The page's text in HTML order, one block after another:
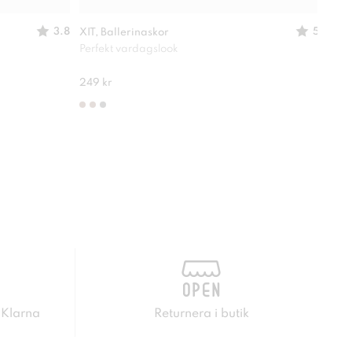
3.8 XIT, Ballerinaskor
5
Perfekt vardagslook
249 kr
Returnera i butik